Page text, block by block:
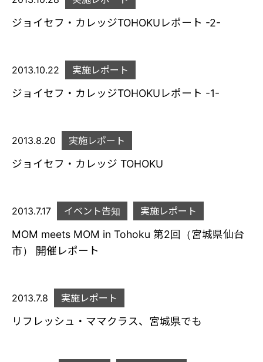
ジョイセフ・カレッジTOHOKUレポート -2-
2013.10.22 実施レポート
ジョイセフ・カレッジTOHOKUレポート -1-
2013.8.20 実施レポート
ジョイセフ・カレッジ TOHOKU
2013.7.17 イベント告知 実施レポート
MOM meets MOM in Tohoku 第2回（宮城県仙台
市） 開催レポート
2013.7.8 実施レポート
リフレッシュ・ママクラス、宮城県でも